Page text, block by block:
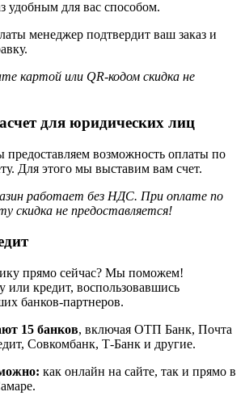
удобным для вас способом.
менеджер подтвердит ваш заказ и
картой или QR-кодом скидка не
для юридических лиц
предоставляем возможность оплаты по
Для этого мы выставим вам счет.
работает без НДС. При оплате по
скидка не предоставляется!
прямо сейчас? Мы поможем!
или кредит, воспользовавшись
банков-партнеров.
15 банков, включая ОТП Банк, Почта
Совкомбанк, Т-Банк и другие.
как онлайн на сайте, так и прямо в